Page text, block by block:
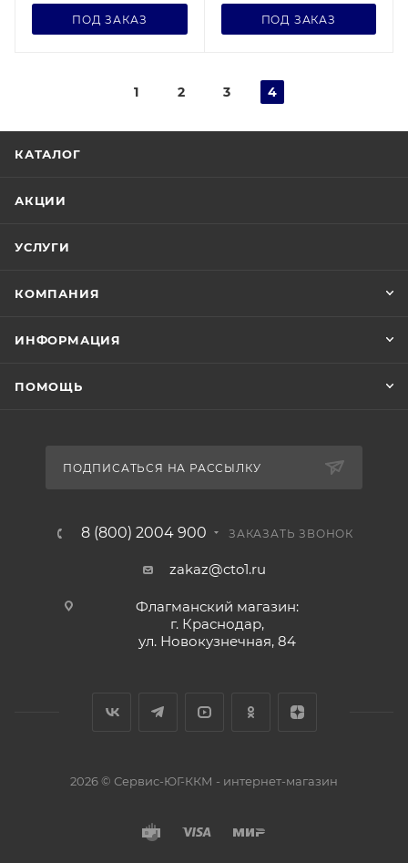
ПОД ЗАКАЗ ПОД ЗАКАЗ
1 2 3 4
КАТАЛОГ
АКЦИИ
УСЛУГИ
КОМПАНИЯ
ИНФОРМАЦИЯ
ПОМОЩЬ
ПОДПИСАТЬСЯ НА РАССЫЛКУ
8 (800) 2004 900 ЗАКАЗАТЬ ЗВОНОК
zakaz@cto1.ru
Флагманский магазин:
г. Краснодар,
ул. Новокузнечная, 84
2026 © Сервис-ЮГ-ККМ - интернет-магазин